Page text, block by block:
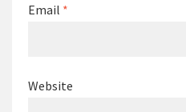
Email *
Website